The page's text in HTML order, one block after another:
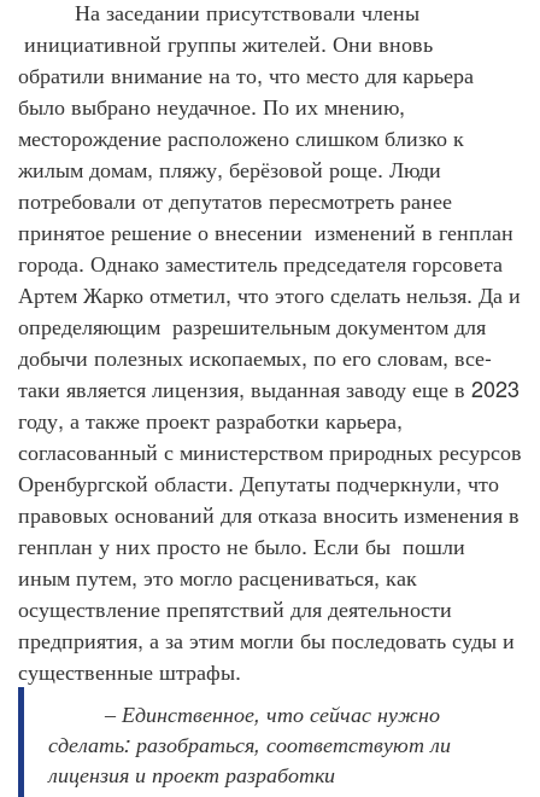
На заседании присутствовали члены
инициативной группы жителей. Они вновь
обратили внимание на то, что место для карьера
было выбрано неудачное. По их мнению,
месторождение расположено слишком близко к
жилым домам, пляжу, берёзовой роще. Люди
потребовали от депутатов пересмотреть ранее
принятое решение о внесении изменений в генплан
города. Однако заместитель председателя горсовета
Артем Жарко отметил, что этого сделать нельзя. Да и
определяющим разрешительным документом для
добычи полезных ископаемых, по его словам, все-
таки является лицензия, выданная заводу еще в 2023
году, а также проект разработки карьера,
согласованный с министерством природных ресурсов
Оренбургской области. Депутаты подчеркнули, что
правовых оснований для отказа вносить изменения в
генплан у них просто не было. Если бы пошли
иным путем, это могло расцениваться, как
осуществление препятствий для деятельности
предприятия, а за этим могли бы последовать суды и
существенные штрафы.
– Единственное,что сейчас нужно
сделать: разобраться, соответствуют ли
лицензия и проект разработки